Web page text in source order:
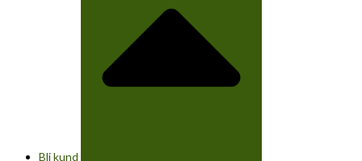
Bli kund